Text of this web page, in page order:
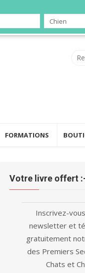
FORMATIONS
Votre livre offert
Inscrivez-
newsletter et
gratuitement
des Premiers
Chats et